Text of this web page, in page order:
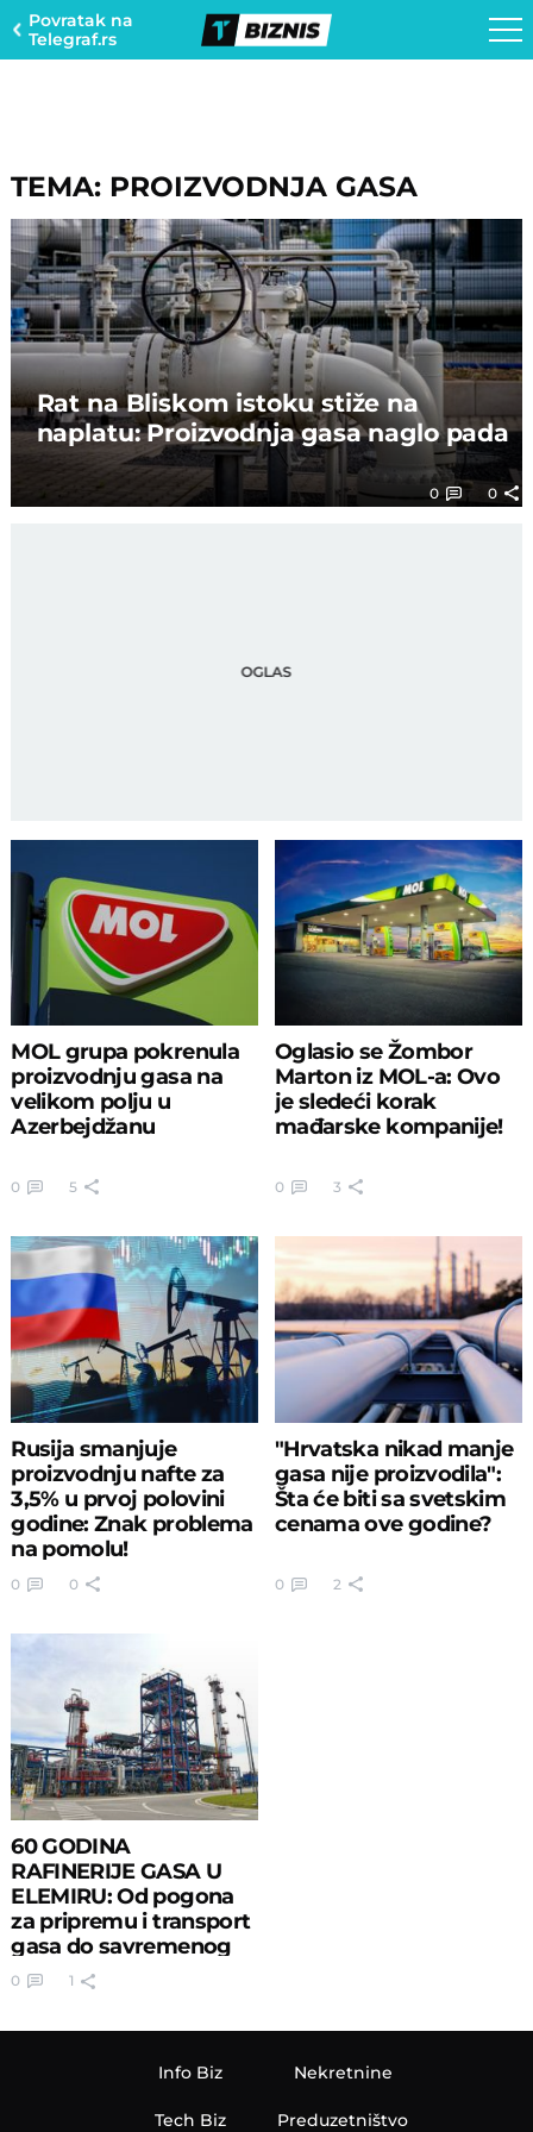
Povratak na
Telegraf.rs
TEMA: PROIZVODNJA GASA
Rat na Bliskom istoku stiže na
naplatu: Proizvodnja gasa naglo pada
0 0
MOL grupa pokrenula
proizvodnju gasa na
velikom polju u
Azerbejdžanu
0 5
Oglasio se Žombor
Marton iz MOL-a: Ovo
je sledeći korak
mađarske kompanije!
0 3
Rusija smanjuje
proizvodnju nafte za
3,5% u prvoj polovini
godine: Znak problema
na pomolu!
0 0
"Hrvatska nikad manje
gasa nije proizvodila":
Šta će biti sa svetskim
cenama ove godine?
0 2
60 GODINA
RAFINERIJE GASA U
ELEMIRU: Od pogona
za pripremu i transport
gasa do savremenog
Aminskog postrojenja
0 1
Info Biz
Tech Biz
Nekretnine
Preduzetništvo